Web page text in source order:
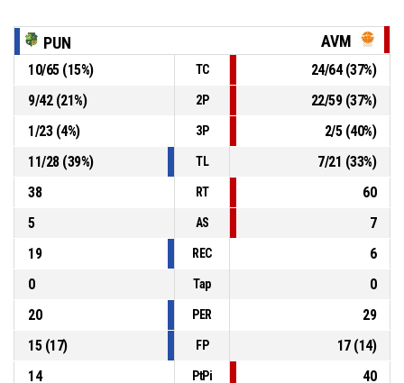
7, S. Jacobi P4 00:21
00:40
4, R. Varela , Tiro libre 2/2 fallado P4 00:41
PUN AVM
10/65(15%) TC 24/64(37%)
9/42(21%) 2P 22/59(37%)
1/23(4%) 3P 2/5(40%)
11/28(39%) TL 7/21 (33%)
38
RT
60
5
AS
7
19
REC
6
0
Tap
0
20
PER
29
15(17) FP 17(14)
14
PtPi
40